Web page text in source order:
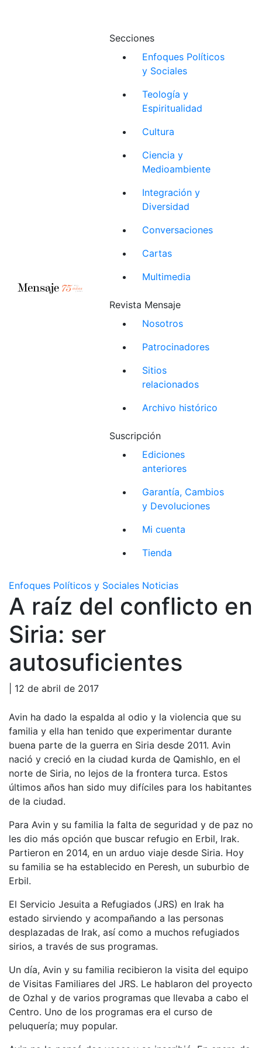
Secciones
Enfoques Políticos
y Sociales
Teología y
Espiritualidad
Cultura
Ciencia y
Medioambiente
Integración y
Diversidad
Conversaciones
Cartas
Multimedia
Revista Mensaje
Nosotros
Patrocinadores
Sitios
relacionados
Archivo histórico
Suscripción
Ediciones
anteriores
Garantía, Cambios
y Devoluciones
Mi cuenta
Tienda
Enfoques Políticos y Sociales Noticias
A raíz del conflicto en
Siria: ser
autosuficientes
| 12 de abril de 2017
Avin ha dado la espalda al odio y la violencia que su
familia y ella han tenido que experimentar durante
buena parte de la guerra en Siria desde 2011. Avin
nació y creció en la ciudad kurda de Qamishlo, en el
norte de Siria, no lejos de la frontera turca. Estos
últimos años han sido muy difíciles para los habitantes
de la ciudad.
Para Avin y su familia la falta de seguridad y de paz no
les dio más opción que buscar refugio en Erbil, Irak.
Partieron en 2014, en un arduo viaje desde Siria. Hoy
su familia se ha establecido en Peresh, un suburbio de
Erbil.
El Servicio Jesuita a Refugiados (JRS) en Irak ha
estado sirviendo y acompañando a las personas
desplazadas de Irak, así como a muchos refugiados
sirios, a través de sus programas.
Un día, Avin y su familia recibieron la visita del equipo
de Visitas Familiares del JRS. Le hablaron del proyecto
de Ozhal y de varios programas que llevaba a cabo el
Centro. Uno de los programas era el curso de
peluquería; muy popular.